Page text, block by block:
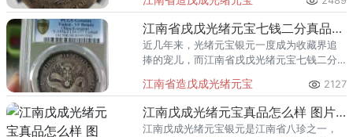
版，凹眼龙与凸眼龙对比看，特征明显易
懂；3、珍珠龙版较稀少。
江南省戌戊光绪元宝七钱二分真品价值多少 图片及价格
近几年来，光绪元宝银元一度成为收藏界追
捧的宠儿，而江南省戌戊光绪元宝七钱二分
江南省造戊成光绪元宝 2127
江南戊成光绪元宝真品怎么样 图片及市价
江南戊成光绪元宝银元是江南省八珍之一，